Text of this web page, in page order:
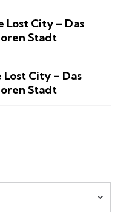
Lost City – Das
Stadt
Lost City – Das
Stadt